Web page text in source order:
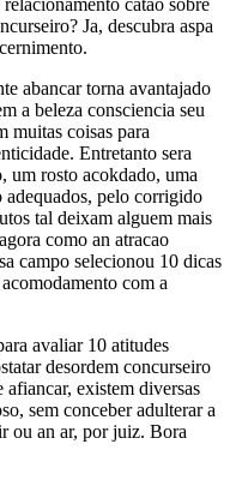
catao sobre
Ja, descubra aspa
abancar torna avantajado
a beleza consciencia seu
muitas coisas para
Entretanto sera
um rosto acokdado, uma
adequados, pelo corrigido
tal deixam alguem mais
como an atracao
campo selecionou 10 dicas
com a
avaliar 10 atitudes
desordem concurseiro
afiancar, existem diversas
sem conceber adulterar a
ou an ar, por juiz. Bora